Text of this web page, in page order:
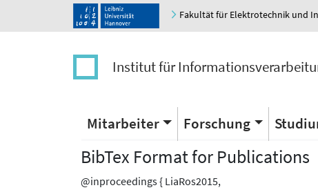
Fakultät für Elektrotechnik und
Institut für
Mitarbeiter Forschung
BibTex Format for Publications
@inproceedings { LiaRos2015,